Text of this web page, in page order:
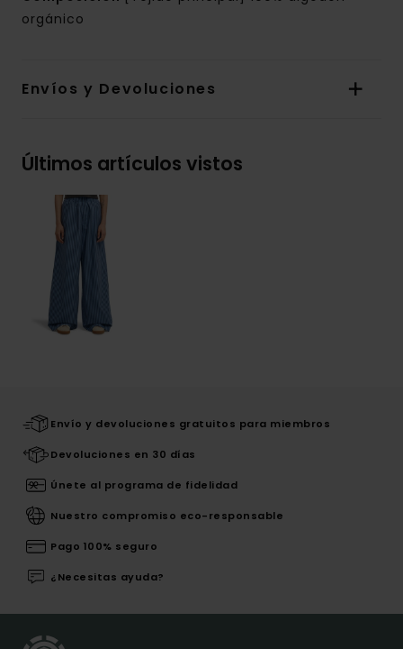
orgánico
Envíos y Devoluciones
Últimos artículos vistos
Envío y devoluciones gratuitos para miembros
Devoluciones en 30 días
Únete al programa de fidelidad
Nuestro compromiso eco-responsable
Pago 100% seguro
¿Necesitas ayuda?